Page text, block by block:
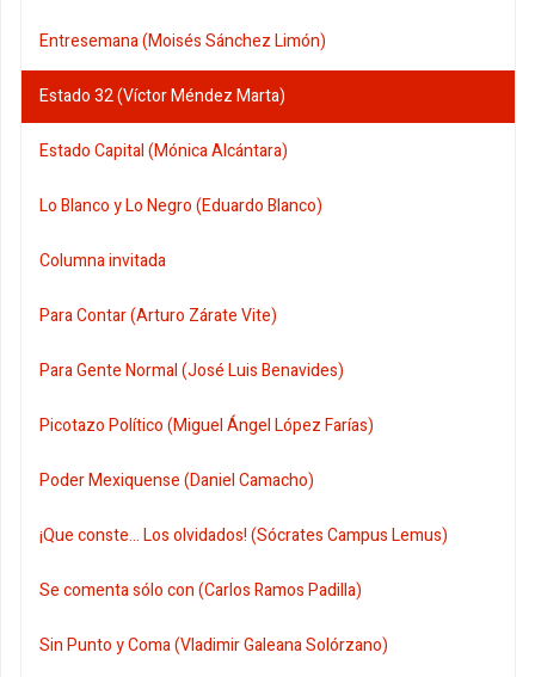
Entresemana (Moisés Sánchez Limón)
Estado 32 (Víctor Méndez Marta)
Estado Capital (Mónica Alcántara)
Lo Blanco y Lo Negro (Eduardo Blanco)
Columna invitada
Para Contar (Arturo Zárate Vite)
Para Gente Normal (José Luis Benavides)
Picotazo Político (Miguel Ángel López Farías)
Poder Mexiquense (Daniel Camacho)
¡Que conste... Los olvidados! (Sócrates Campus Lemus)
Se comenta sólo con (Carlos Ramos Padilla)
Sin Punto y Coma (Vladimir Galeana Solórzano)